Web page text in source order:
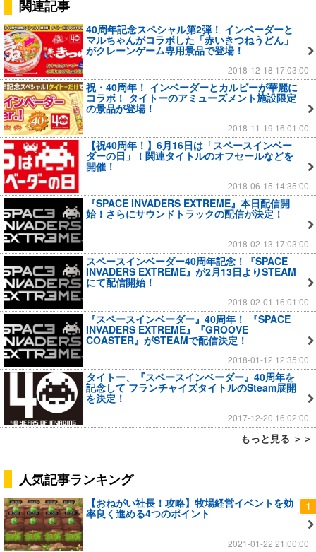
関連記事
40周年記念スペシャル第2弾！ インベーダーと
マルちゃんがコラボした「赤いきつねうどん」
がクレーンゲーム専用景品で登場！
2018-12-18 17:03:00
祝・40周年！ インベーダーとカルビーが華麗に
コラボ！ タイトーのアミューズメント施設限定
の景品が登場！
2018-11-19 16:01:00
【祝40周年！】6月16日は「スペースインベー
ダーの日」！関連タイトルのオフセールなどを
開催！
2018-06-15 14:35:00
『SPACE INVADERS EXTREME』本日配信開
始！さらにサウンドトラックの配信が決定！
2018-02-13 17:03:00
スペースインベーダー40周年記念！『SPACE
INVADERS EXTREME』が2月13日よりSTEAM
にて配信開始！
2018-02-01 16:01:00
『スペースインベーダー』40周年！ 『SPACE
INVADERS EXTREME』『GROOVE
COASTER』がSTEAMで配信決定！
2018-01-12 12:35:00
タイトー、『スペースインベーダー』40周年を
記念して フランチャイズタイトルのSteam展開
を決定！
2017-12-20 16:02:00
もっと見る ＞＞
人気記事ランキング
1
【おねがい社長！攻略】牧場経営イベントを効
率良く進める4つのポイント
2021-01-22 21:00:00